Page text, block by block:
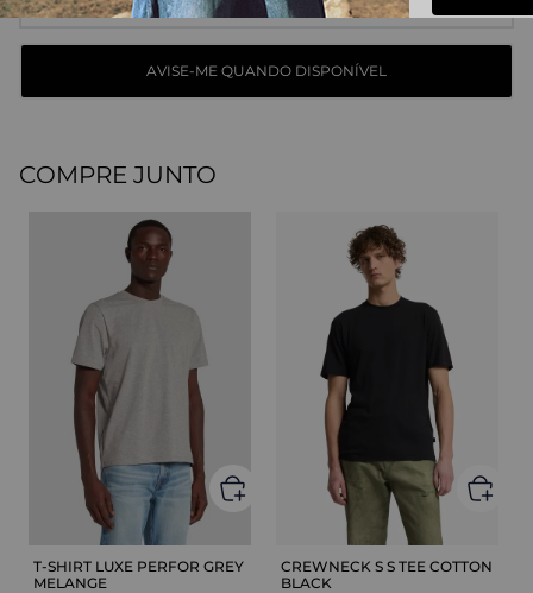
COMPRE JUNTO
T-SHIRT LUXE PERFOR GREY
MELANGE
CREWNECK S S TEE COTTON
BLACK